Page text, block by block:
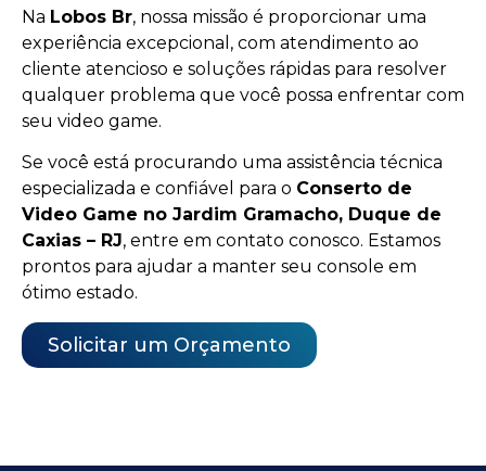
Na Lobos Br, nossa missão é proporcionar uma
experiência excepcional, com atendimento ao
cliente atencioso e soluções rápidas para resolver
qualquer problema que você possa enfrentar com
seu video game.
Se você está procurando uma assistência técnica
especializada e confiável para o Conserto de
Video Game no Jardim Gramacho, Duque de
Caxias – RJ, entre em contato conosco. Estamos
prontos para ajudar a manter seu console em
ótimo estado.
Solicitar um Orçamento